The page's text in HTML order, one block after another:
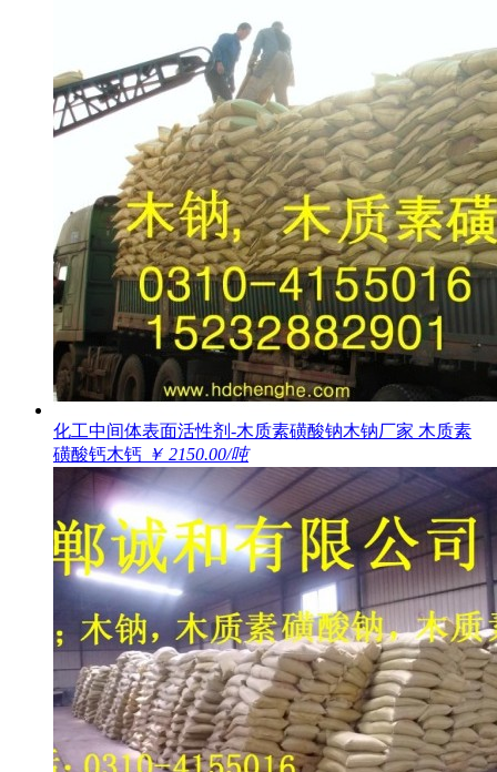
化工中间体表面活性剂-木质素磺酸钠木钠厂家 木质素
磺酸钙木钙 ￥ 2150.00/吨